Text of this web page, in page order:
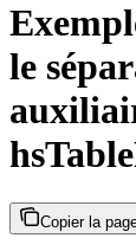
le
Copier la